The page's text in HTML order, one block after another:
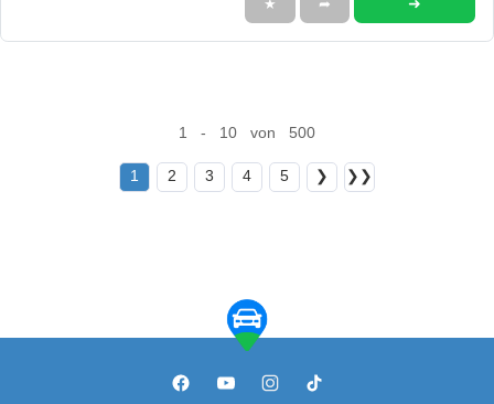
★ ➦ ➜
1 - 10 von 500
1 2 3 4 5 ❯ ❯❯